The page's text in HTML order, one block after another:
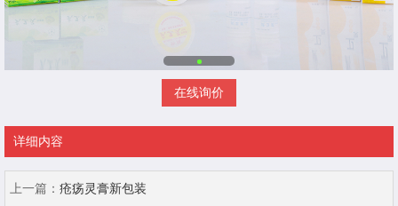
在线询价
详细内容
上一篇： 疮疡灵膏新包装